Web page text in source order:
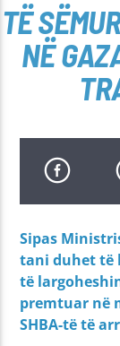
TË
NË
Sipas
tani duhet të
të
premtuar në
SHBA-të të